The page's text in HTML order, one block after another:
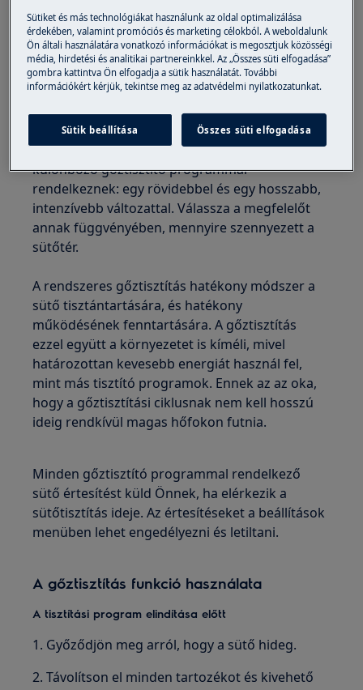
tisztítását.
Mi az a gőztisztítás, és miért érdemes
használni?
A gőztisztító program forró gőzt használ a
sütőtér kitakarításához. A gőz meglazítja a
lerakódott zsírt és az ételmaradékot, így
könnyebben tisztítható a sütő. A gőzsütők két
különböző gőztisztító programmal
rendelkeznek: egy rövidebbel és egy hosszabb,
intenzívebb változattal. Válassza a megfelelőt
annak függvényében, mennyire szennyezett a
sütőtér.
A rendszeres gőztisztítás hatékony módszer a
sütő tisztántartására, és hatékony
működésének fenntartására. A gőztisztítás
ezzel együtt a környezetet is kíméli, mivel
határozottan kevesebb energiát használ fel,
mint más tisztító programok. Ennek az az oka,
hogy a gőztisztítási ciklusnak nem kell hosszú
ideig rendkívül magas hőfokon futnia.
Minden gőztisztító programmal rendelkező
sütő értesítést küld Önnek, ha elérkezik a
sütőtisztítás ideje. Az értesítéseket a beállítások
menüben lehet engedélyezni és letiltani.
A gőztisztítás funkció használata
A tisztítási program elindítása előtt
1. Győződjön meg arról, hogy a sütő hideg.
2. Távolítson el minden tartozékot és kivehető
Sütiket és más technológiákat használunk az oldal optimalizálása
érdekében, valamint promóciós és marketing célokból. A weboldalunk
Ön általi használatára vonatkozó információkat is megosztjuk közösségi
média, hirdetési és analitikai partnereinkkel. Az „Összes süti elfogadása”
gombra kattintva Ön elfogadja a sütik használatát. További
információkért kérjük, tekintse meg az adatvédelmi nyilatkozatunkat.
Sütik beállítása Összes süti elfogadása